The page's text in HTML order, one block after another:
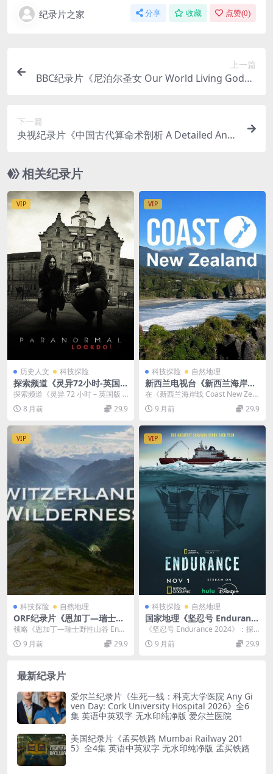
纪录片之家 分享 收藏 点赞(0)
上一篇
BBC纪录片《尼泊尔圣女 Our World Living Godde
下一篇
央视纪录片《中国古代算命术剖析 A Detailed Anal
(4DVD) 国语中字 480P/MKV/2.78G 中国传统文化
相关纪录片
VIP
历史人文 科技探险
探索频道《灵异72小时-英国
版 Paranormal Lockdown
UK 2019》第一季全10集 英语
中英双字 无水印纯净版 1080
探索频道《灵异 72 小时 – 英国版 2
019》第一季内容介绍 探...
8 月前 29.9
VIP
科技探险 自然地理
新西兰电视台《新西兰海岸线
Coast New Zealand 2017》
全6集 英语无字 720P/MP4/5.
3GB
在《新西兰海岸线 Coast New Zeal
and 2017》全6集中，我们将...
9 月前 29.9
VIP
科技探险 自然地理
ORF纪录片《恩加丁—瑞士野
性山谷 Engadin Switzerlan
d’s Wilderness 2015》英语
外挂英字 1080P/MP4/1.56G
领略《恩加丁—瑞士野性山谷 Enga
din Switzerland’...
9 月前 29.9
VIP
科技探险 自然地理
国家地理《坚忍号 Enduranc
e 2024》英语多国字幕 无水印
纯净版 1080P/MKV/1.9G 南
极沉船事故
《坚忍号 Endurance 2024》：探
寻南极冰海下的传奇沉船与求生史
诗 纪...
9 月前 29.9
最新纪录片
爱尔兰纪录片《生死一线：科克大学医院 Any Gi
ven Day: Cork University Hospital 2026》全6
集 英语中英双字 无水印纯净版 爱尔兰医院
美国纪录片《孟买铁路 Mumbai Railway 201
5》全4集 英语中英双字 无水印纯净版 孟买铁路